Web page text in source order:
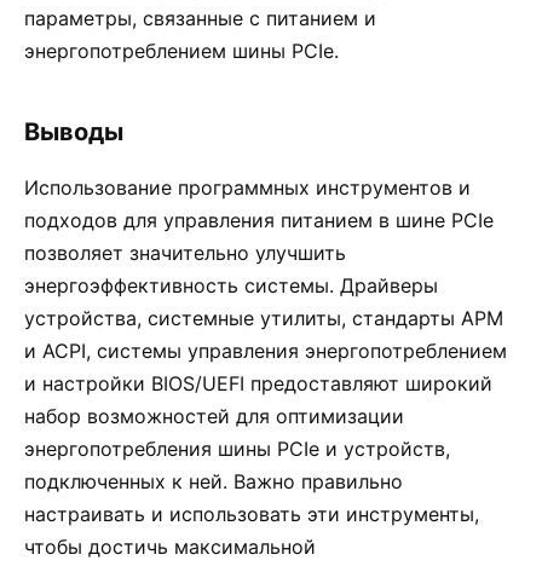
параметры, связанные с питанием и
энергопотреблением шины PCIe.
Выводы
Использование программных инструментов и
подходов для управления питанием в шине PCIe
позволяет значительно улучшить
энергоэффективность системы. Драйверы
устройства, системные утилиты, стандарты APM
и ACPI, системы управления энергопотреблением
и настройки BIOS/UEFI предоставляют широкий
набор возможностей для оптимизации
энергопотребления шины PCIe и устройств,
подключенных к ней. Важно правильно
настраивать и использовать эти инструменты,
чтобы достичь максимальной